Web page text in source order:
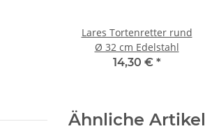
Lares Tortenretter rund
Ø 32 cm Edelstahl
14,30 € *
Ähnliche Artikel